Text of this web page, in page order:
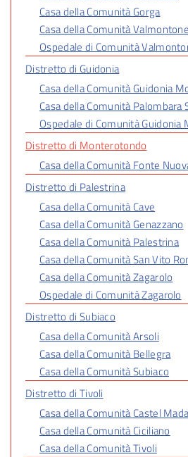
Casa della Comunità Gorga
Casa della Comunità Valmontone
Ospedale di Comunità
Distretto di Guidonia
Casa della Comunità Guidonia
Casa della Comunità Palombara
Ospedale di Comunità Guidonia
Distretto di Monterotondo
Casa della Comunità Fonte
Distretto di Palestrina
Casa della Comunità Cave
Casa della Comunità Genazzano
Casa della Comunità Palestrina
Casa della Comunità San Vito
Casa della Comunità Zagarolo
Ospedale di Comunità Zagarolo
Distretto di Subiaco
Casa della Comunità Arsoli
Casa della Comunità Bellegra
Casa della Comunità Subiaco
Distretto di Tivoli
Casa della Comunità Castel
Casa della Comunità Ciciliano
Casa della Comunità Tivoli